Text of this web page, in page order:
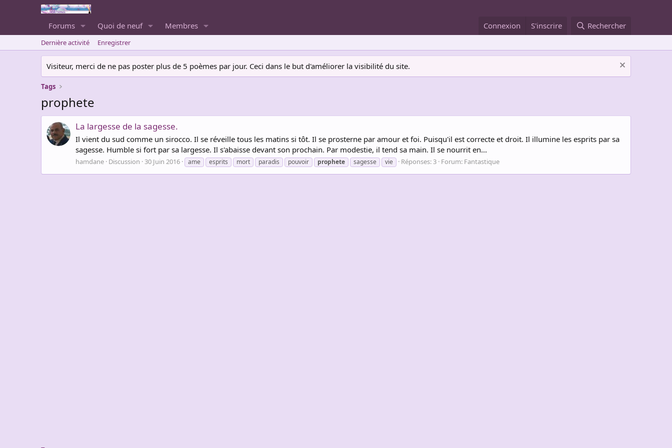
Forums Quoi de neuf Membres Connexion S'inscrire Rechercher
Dernière activité Enregistrer
Visiteur, merci de ne pas poster plus de 5 poèmes par jour. Ceci dans le but d'améliorer la visibilité du site.
Tags
prophete
La largesse de la sagesse.
Il vient du sud comme un sirocco. Il se réveille tous les matins si tôt. Il se prosterne par amour et foi. Puisqu'il est correcte et droit. Il illumine les esprits par sa
sagesse. Humble si fort par sa largesse. Il s'abaisse devant son prochain. Par modestie, il tend sa main. Il se nourrit en...
hamdane Discussion 30 Juin 2016 ame esprits mort paradis pouvoir prophete sagesse vie Réponses: 3 Forum: Fantastique